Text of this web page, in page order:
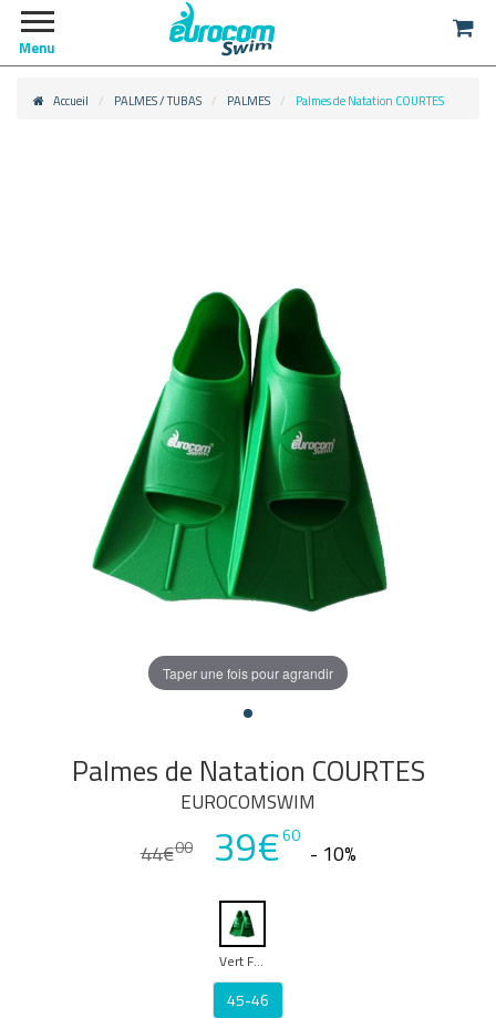
Menu
Accueil PALMES / TUBAS PALMES Palmes de Natation COURTES
Taper une fois pour agrandir
Palmes de Natation COURTES
EUROCOMSWIM
44€00 39€60
- 10%
Vert Foncé
45-46